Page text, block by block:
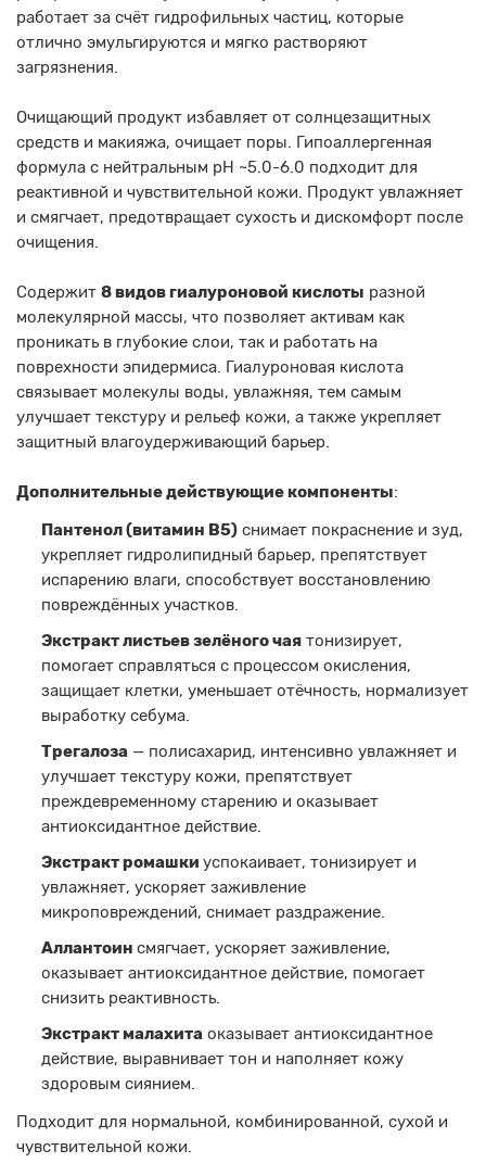
работает за счёт гидрофильных частиц, которые
отлично эмульгируются и мягко растворяют
загрязнения.
Очищающий продукт избавляет от солнцезащитных
средств и макияжа, очищает поры. Гипоаллергенная
формула с нейтральным pH ~5.0-6.0 подходит для
реактивной и чувствительной кожи. Продукт увлажняет
и смягчает, предотвращает сухость и дискомфорт после
очищения.
Содержит 8 видов гиалуроновой кислоты разной
молекулярной массы, что позволяет активам как
проникать в глубокие слои, так и работать на
поврехности эпидермиса. Гиалуроновая кислота
связывает молекулы воды, увлажняя, тем самым
улучшает текстуру и рельеф кожи, а также укрепляет
защитный влагоудерживающий барьер.
Дополнительные действующие компоненты:
Пантенол(витамин B5) снимает покраснение и зуд,
укрепляет гидролипидный барьер, препятствует
испарению влаги, способствует восстановлению
повреждённых участков.
Экстракт листьев зелёного чая тонизирует,
помогает справляться с процессом окисления,
защищает клетки, уменьшает отёчность, нормализует
выработку себума.
Трегалоза — полисахарид, интенсивно увлажняет и
улучшает текстуру кожи, препятствует
преждевременному старению и оказывает
антиоксидантное действие.
Экстракт ромашки успокаивает, тонизирует и
увлажняет, ускоряет заживление
микроповреждений, снимает раздражение.
Аллантоин смягчает, ускоряет заживление,
оказывает антиоксидантное действие, помогает
снизить реактивность.
Экстракт малахита оказывает антиоксидантное
действие, выравнивает тон и наполняет кожу
здоровым сиянием.
Подходит для нормальной, комбинированной, сухой и
чувствительной кожи.